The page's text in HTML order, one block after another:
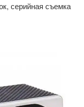
серийная съемка